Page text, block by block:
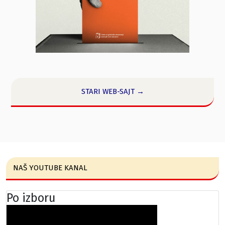
STARI WEB-SAJT →
NAŠ YOUTUBE KANAL
Po izboru